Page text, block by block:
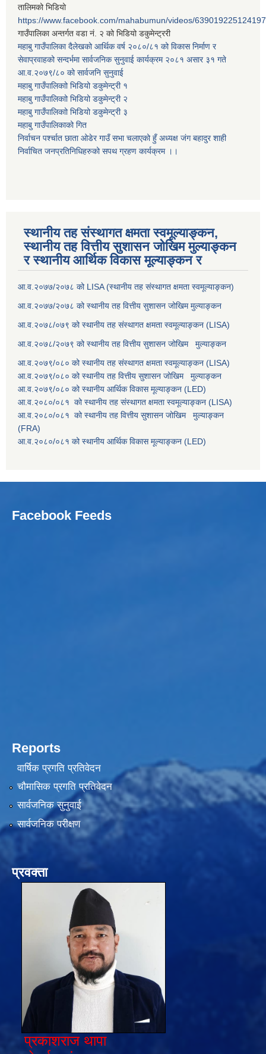
तालिमको भिडियो
https://www.facebook.com/mahabumun/videos/639019225124197
गाउँपालिका अन्तर्गत वडा नं. २ को भिडियो डकुमेन्ट्ररी
महाबु गाउँपालिका दैलेखको आर्थिक वर्ष २०८०/८१ को विकास निर्माण र
सेवाप्रवाहको सन्दर्भमा सार्वजनिक सुनुवाई कार्यक्रम २०८१ असार ३१ गते
आ.व.२०७९/८० को सार्वजनि सुनुवाई
महाबु गाउँपालिकाो भिडियो डकुमेन्ट्री १
महाबु गाउँपालिकाो भिडियो डकुमेन्ट्री २
महाबु गाउँपालिकाो भिडियो डकुमेन्ट्री ३
महाबु गाउँपालिकाको गित
निर्वाचन पर्श्चात छाता ओडेर गाउँ सभा चलाएको हुँ अध्यक्ष जंग बहादुर शाही
निर्वाचित जनप्रतिनिधिहरुको सपथ ग्रहण कार्यक्रम ।।
स्थानीय तह संस्थागत क्षमता स्वमूल्याङ्कन,
स्थानीय तह वित्तीय सुशासन जोखिम मुल्याङ्कन
र स्थानीय आर्थिक विकास मूल्याङ्कन र
आ.व.२०७७/२०७८ को LISA (स्थानीय तह संस्थागत क्षमता स्वमूल्याङ्कन)
आ.व.२०७७/२०७८ को स्थानीय तह वित्तीय सुशासन जोखिम मुल्याङ्कन
आ.व.२०७८/०७९ को स्थानीय तह संस्थागत क्षमता स्वमूल्याङ्कन (LISA)
आ.व.२०७८/२०७९ को स्थानीय तह वित्तीय सुशासन जोखिम मुल्याङ्कन
आ.व.२०७९/०८० को स्थानीय तह संस्थागत क्षमता स्वमूल्याङ्कन (LISA)
आ.व.२०७९/०८० को स्थानीय तह वित्तीय सुशासन जोखिम मुल्याङ्कन
आ.व.२०७९/०८० को स्थानीय आर्थिक विकास मूल्याङ्कन (LED)
आ.व.२०८०/०८१ को स्थानीय तह संस्थागत क्षमता स्वमूल्याङ्कन (LISA)
आ.व.२०८०/०८१ को स्थानीय तह वित्तीय सुशासन जोखिम मुल्याङ्कन
(FRA)
आ.व.२०८०/०८१ को स्थानीय आर्थिक विकास मूल्याङ्कन (LED)
Facebook Feeds
Reports
वार्षिक प्रगति प्रतिवेदन
चौमासिक प्रगति प्रतिवेदन
सार्वजनिक सुनुवाई
सार्वजनिक परीक्षण
प्रवक्ता
प्रकाशराज थापा